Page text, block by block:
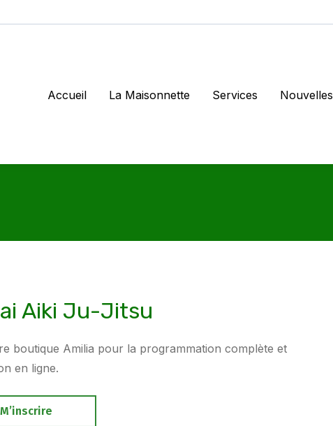
Accueil La Maisonnette Services Nouvelles
Aiki Ju-Jitsu
boutique Amilia pour la programmation complète et
en ligne.
M’inscrire